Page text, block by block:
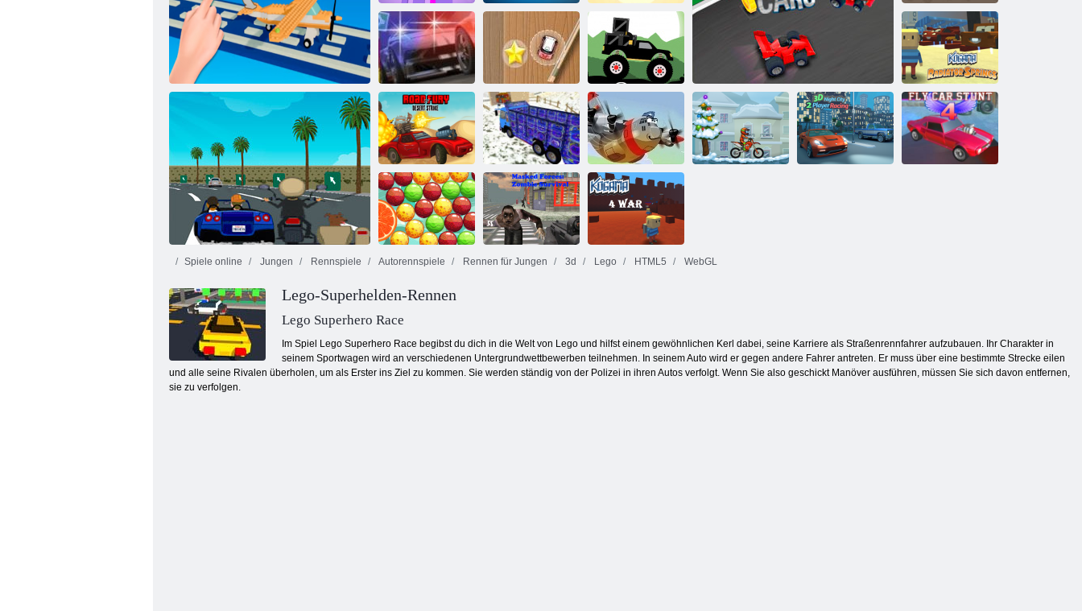
Konstruktorsteine
Lego-Stack-
Puzzle
Baue Lego-
Autos
Blocky Set 3D-
Ziegelkonstruktionen
Bergauf renn 2
Straße Pursuit
Mini Rennen-
Ansturm
Thug-Rennfahrer
Monster Truck
Forest-Lieferung
Kogama:
Kühlerfedern
Straße des Fury
Desert Strike
Lastkraftwagen
18
Heroisch Pilot
Bubble Pop
Story
Spiele online Jungen Rennspiele Autorennspiele Rennen für Jungen 3d Lego HTML5 WebGL
Lego-Superhelden-Rennen
Lego Superhero Race
Im Spiel Lego Superhero Race begibst du dich in die Welt von Lego und hilfst einem gewöhnlichen Kerl dabei, seine Karriere als Straßenrennfahrer aufzubauen. Ihr Charakter in
seinem Sportwagen wird an verschiedenen Untergrundwettbewerben teilnehmen. In seinem Auto wird er gegen andere Fahrer antreten. Er muss über eine bestimmte Strecke eilen
und alle seine Rivalen überholen, um als Erster ins Ziel zu kommen. Sie werden ständig von der Polizei in ihren Autos verfolgt. Wenn Sie also geschickt Manöver ausführen, müssen Sie sich davon entfernen,
sie zu verfolgen.